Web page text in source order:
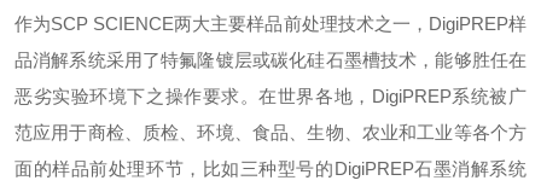
作为SCP SCIENCE两大主要样品前处理技术之一， DigiPREP样
品消解系统采用了特氟隆镀层或碳化硅石墨槽技术，能够胜任在
恶劣实验环境下之操作要求。在世界各地， DigiPREP系统被广
范应用于商检、质检、环境、食品、生物、农业和工业等各个方
面的样品前处理环节，比如三种型号的DigiPREP石墨消解系统